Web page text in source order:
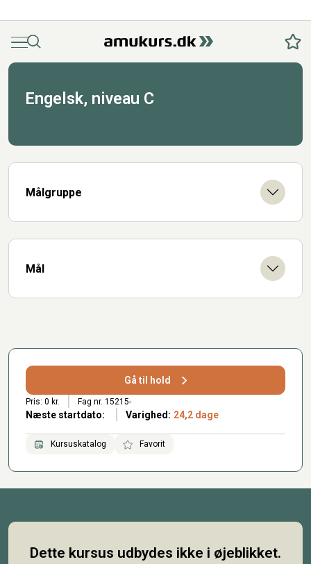
MenuSøg
Engelsk, niveau C
Målgruppe
Mål
Gå til hold
Pris: 0 kr. Fag nr. 15215-
Næste startdato: Varighed: 24,2 dage
Kursuskatalog Favorit
Dette kursus udbydes ikke i øjeblikket.